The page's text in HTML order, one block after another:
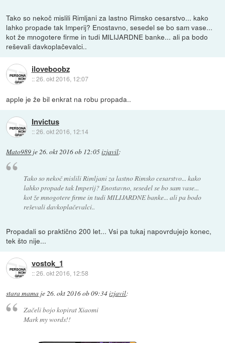
Tako so nekoč mislili Rimljani za lastno Rimsko cesarstvo... kako
lahko propade tak Imperij? Enostavno, sesedel se bo sam vase...
kot že mnogotere firme in tudi MILIJARDNE banke... ali pa bodo
reševali davkoplačevalci..
iloveboobz
::26. okt 2016, 12:07
apple je že bil enkrat na robu propada..
Invictus
::26. okt 2016, 12:14
Mato989 je26. okt 2016 ob 12:05izjavil:
Tako so nekoč mislili Rimljani za lastno Rimsko cesarstvo... kako
lahko propade tak Imperij? Enostavno, sesedel se bo sam vase...
kot že mnogotere firme in tudi MILIJARDNE banke... ali pa bodo
reševali davkoplačevalci..
Propadali so praktično 200 let... Vsi pa tukaj napovrdujejo konec,
tek što nije...
vostok_1
::26. okt 2016, 12:58
stara mama je 26. okt 2016 ob 09:34izjavil:
Začeli bojo kopirat Xiaomi
Mark my words!!